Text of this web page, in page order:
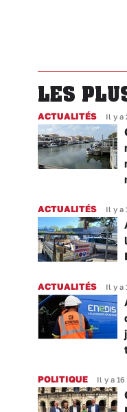
LES
ACTUALITÉS Il y a
ACTUALITÉS Il y a
ACTUALITÉS Il y a
POLITIQUE Il y a 16